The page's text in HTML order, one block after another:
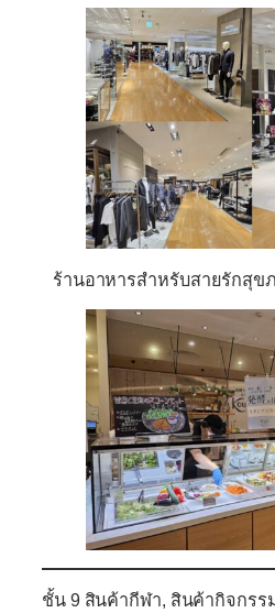
ร้านอาหารสำหรับสายรักสุข
ชั้น 9สินค้ากีฬา, สินค้ากิจกรร